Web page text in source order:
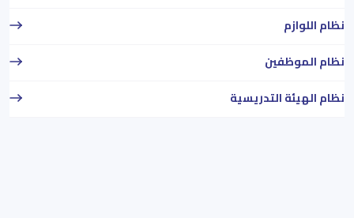
نظام اللوازم
نظام الموظفين
نظام الهيئة التدريسية